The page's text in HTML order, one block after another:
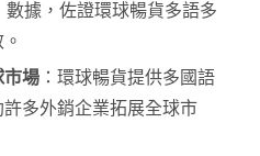
據，佐證環球暢貨多語多
市場 ：環球暢貨提供多國語
多外銷企業拓展全球市